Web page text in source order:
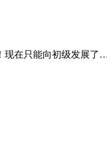
现在只能向初级发